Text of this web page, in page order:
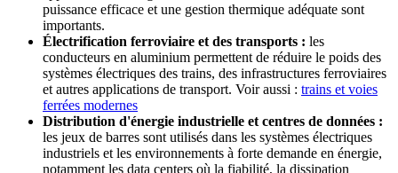
puissance efficace et une gestion thermique adéquate sont
importants.
Électrification ferroviaire et des transports : les
conducteurs en aluminium permettent de réduire le poids des
systèmes électriques des trains, des infrastructures ferroviaires
et autres applications de transport. Voir aussi : trains et voies
ferrées modernes
Distribution d'énergie industrielle et centres de données :
les jeux de barres sont utilisés dans les systèmes électriques
industriels et les environnements à forte demande en énergie,
notamment les data centers où la fiabilité, la dissipation